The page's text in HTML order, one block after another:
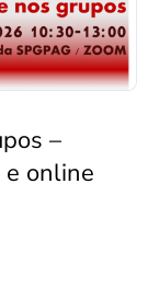
–
online